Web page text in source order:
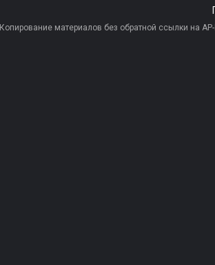
Копирование материалов без обратной ссылки на